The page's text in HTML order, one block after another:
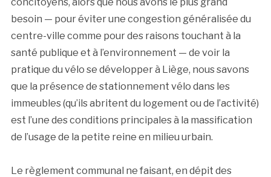
besoin — pour éviter une congestion généralisée du
centre-ville comme pour des raisons touchant à la
santé publique et à l’environnement — de voir la
pratique du vélo se développer à Liège, nous savons
que la présence de stationnement vélo dans les
immeubles (qu’ils abritent du logement ou de l’activité)
est l’une des conditions principales à la massification
de l’usage de la petite reine en milieu urbain.
Le règlement communal ne faisant, en dépit des